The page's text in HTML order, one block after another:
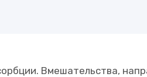
Вмешательства,